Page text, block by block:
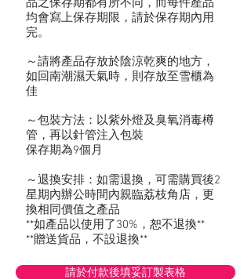
品之保存期都有所不同，而每件產品
均會寫上保存期限，請於保存期內用
完。
～請將產品存放於陰涼乾爽的地方，
如回南潮濕天氣時，則存放至雪櫃為
佳
～包裝方法：以紫外燈及臭氧消毒樽
管，再以針管注入包裝
保存期為9個月
～退換安排：如需退換，可需購買後2
星期內辦公時間內親臨荔枝角店，更
換相同價值之產品
**如產品以使用了30%，恕不退換**
**贈送貨品，不設退換**
請於付款後填妥訂製表格